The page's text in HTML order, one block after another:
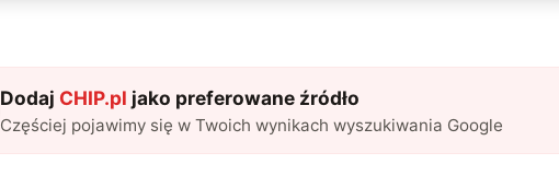
Dodaj CHIP.pl jako preferowane źródło
Częściej pojawimy się w Twoich wynikach wyszukiwania Google